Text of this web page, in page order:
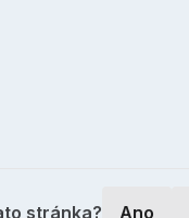
stránka? Ano